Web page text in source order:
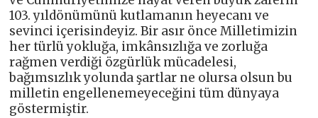
103. yıldönümünü kutlamanın heyecanı ve
sevinci içerisindeyiz. Bir asır önce Milletimizin
her türlü yokluğa, imkânsızlığa ve zorluğa
rağmen verdiği özgürlük mücadelesi,
bağımsızlık yolunda şartlar ne olursa olsun bu
milletin engellenemeyeceğini tüm dünyaya
göstermiştir.